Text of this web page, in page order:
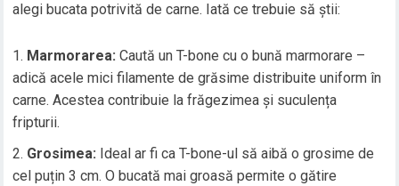
alegi bucata potrivită de carne. Iată ce trebuie să știi:
Marmorarea: Caută un T-bone cu o bună marmorare –
adică acele mici filamente de grăsime distribuite uniform în
carne. Acestea contribuie la frăgezimea și suculența
fripturii.
Grosimea: Ideal ar fi ca T-bone-ul să aibă o grosime de
cel puțin 3 cm. O bucată mai groasă permite o gătire